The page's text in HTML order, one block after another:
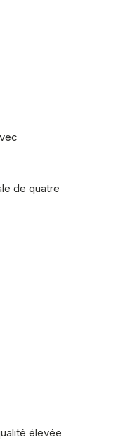
de quatre
élevée